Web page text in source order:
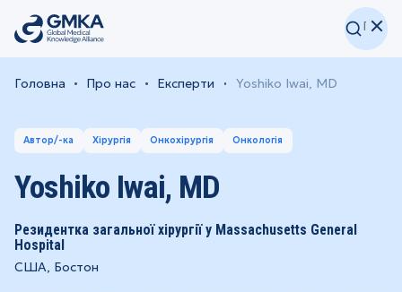
Головна Про нас Експерти Yoshiko Iwai, MD
Автор/-ка Хірургія Онкохірургія Онкологія
Yoshiko Iwai, MD
Резидентка загальної хірургії у Massachusetts General
Hospital
США, Бостон